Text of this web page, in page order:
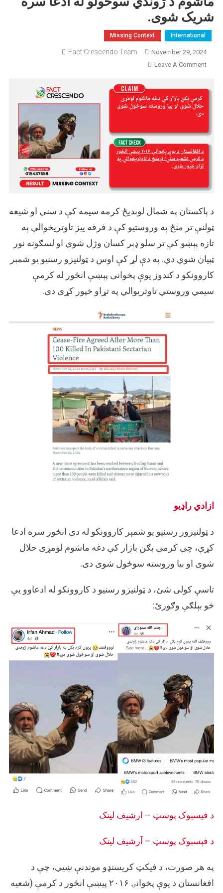
شریک شوی.
International
Missing Context
November 29, 2024
Fact Crescendo Team
Leave A Comment
On
کندوز
یوې
پخوانی
انځور
د
یو
ژوندي
له
شریک
شوی.
د پاکستان په شمال لوېدیځ کرمه سیمه کې د سني او شیعه
ټولنې تر منځ په وروستیو کې د فرقه ییز تاوتریخوالي په
تازه پېښو کې تر سلو ډېر کسان وژل شوي او لسګونه نور
ټپیان شوي دي. په دې لړ کې اوس د ټولنیزو رسنیو یو شمېر
کاروونکو د کندوز یوې پخوانی پېښې انځور له کرمې
سیمي وروستي تاوتریوالي په تړاو خپور کړی دی.
ازادي راډیو
د ټولنیزور رسنیو یو شمېر کاروونکو له دې انځور سره ادعا
کړې، چې کرمې بګن بازار کې دغه ماشوم لومړی حلال
شوی او بیا وروسته سوځول شوی دی.
تاسې کولی شئ، د ټولنیزو رسنیو د کاروونکو له ادعاوو یې
څو بېلګې وګورئ:
د فیسبوک پوسټ – ارشیف لینک
د فېسبوک پوسټ – آرشيف لینک
په هر صورت، د فیکټ کریسنډو موندنې ښیي، چې د
افغانستان د یوې پخوانۍ ۲۰۱۶ پیښې انځور د کرمې (شعیه